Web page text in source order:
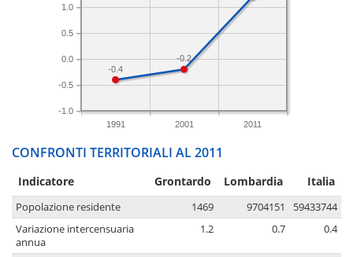
1991 2001 2011
-1.0
-0.5
0.0
0.5
1.0
-0.2
-0.4
CONFRONTI TERRITORIALI AL 2011
Indicatore Grontardo Lombardia Italia
Popolazione residente 1469 9704151
59433744
Variazione intercensuaria
annua
1.2 0.7 0.4